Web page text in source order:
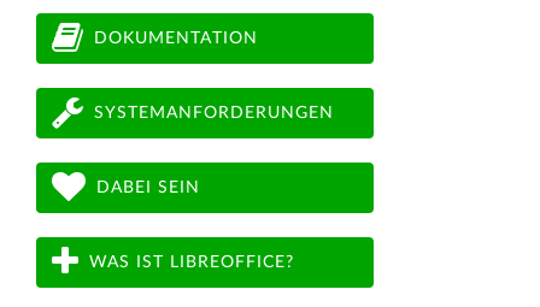
DOKUMENTATION
SYSTEMANFORDERUNGEN
DABEI SEIN
WAS IST LIBREOFFICE?